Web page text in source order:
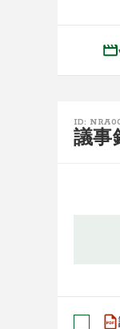
ID:
議事